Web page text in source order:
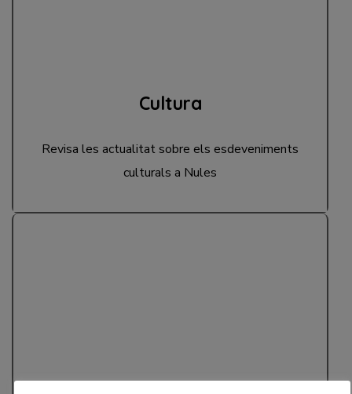
Cultura
Revisa les actualitat sobre els esdeveniments
culturals a Nules